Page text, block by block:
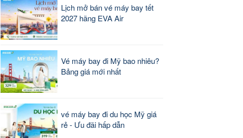
Lịch mở bán vé máy bay tết
2027 hãng EVA Air
Vé máy bay đi Mỹ bao nhiêu?
Bảng giá mới nhất
vé máy bay đi du học Mỹ giá
rẻ - Ưu đãi hấp dẫn